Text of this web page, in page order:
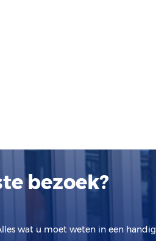
bezoek?
wat u moet weten in een handig